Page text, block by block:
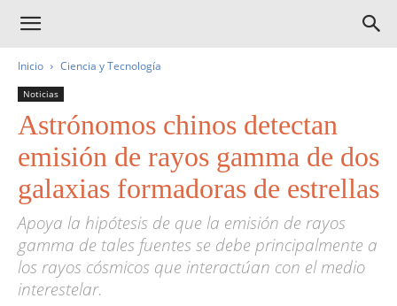
Inicio Ciencia y Tecnología
Noticias
Astrónomos chinos detectan
emisión de rayos gamma de dos
galaxias formadoras de estrellas
Apoya la hipótesis de que la emisión de rayos
gamma de tales fuentes se debe principalmente a
los rayos cósmicos que interactúan con el medio
interestelar.